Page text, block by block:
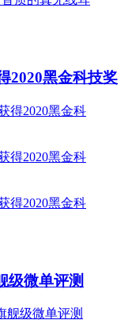
2020黑金科技奖
级微单评测